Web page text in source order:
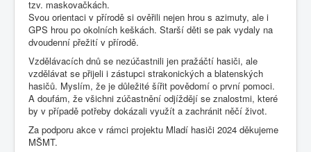
tzv. maskovačkách.
Svou orientaci v přírodě si ověřili nejen hrou s azimuty, ale i
GPS hrou po okolních keškách. Starší děti se pak vydaly na
dvoudenní přežití v přírodě.
Vzdělávacích dnů se nezúčastnili jen pražáčtí hasiči, ale
vzdělávat se přijeli i zástupci strakonických a blatenských
hasičů. Myslím, že je důležité šířit povědomí o první pomoci.
A doufám, že všichni zúčastnění odjíždějí se znalostmi, které
by v případě potřeby dokázali využít a zachránit něčí život.
Za podporu akce v rámci projektu Mladí hasiči 2024 děkujeme
MŠMT.